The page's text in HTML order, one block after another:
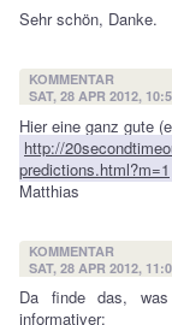
Sehr schön, Danke.
KOMMENTAR
SAT, 28 APR 2012,
Hier eine ganz gute
http://
predictions.html?m=1
Matthias
KOMMENTAR
SAT, 28 APR 2012,
Da finde das,
informativer: